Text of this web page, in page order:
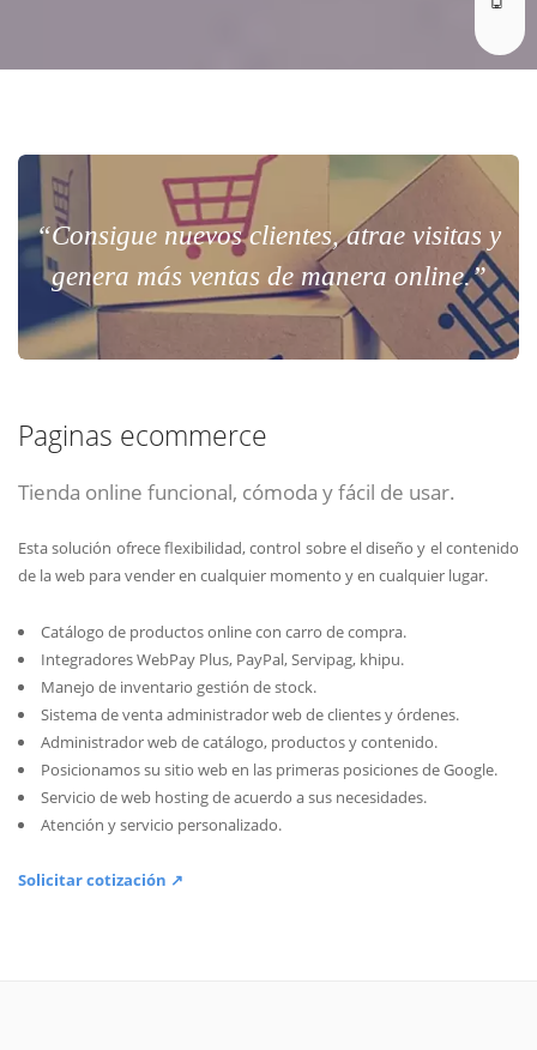
“Consigue nuevos clientes, atrae visitas y
genera más ventas de manera online.”
Paginas ecommerce
Tienda online funcional, cómoda y fácil de usar.
Esta solución ofrece flexibilidad, control sobre el diseño y el contenido
de la web para vender en cualquier momento y en cualquier lugar.
Catálogo de productos online con carro de compra.
Integradores WebPay Plus, PayPal, Servipag, khipu.
Manejo de inventario gestión de stock.
Sistema de venta administrador web de clientes y órdenes.
Administrador web de catálogo, productos y contenido.
Posicionamos su sitio web en las primeras posiciones de Google.
Servicio de web hosting de acuerdo a sus necesidades.
Atención y servicio personalizado.
Solicitar cotización ↗